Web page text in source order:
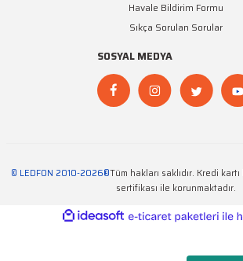
1.450,02 TL + KDV
Havale Bildirim Formu
Sıkça Sorulan Sorular
SOSYAL MEDYA
© LEDFON 2010-2026®Tüm hakları saklıdır. Kredi
sertifikası ile korunmaktadır.
ideasoft
e-